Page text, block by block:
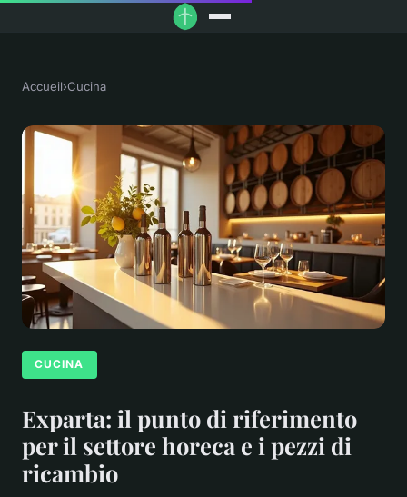
Accueil›Cucina
CUCINA
Exparta: il punto di riferimento
per il settore horeca e i pezzi di
ricambio